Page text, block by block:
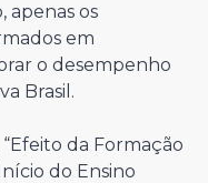
apenas os
em
o desempenho
Brasil.
da Formação
do Ensino